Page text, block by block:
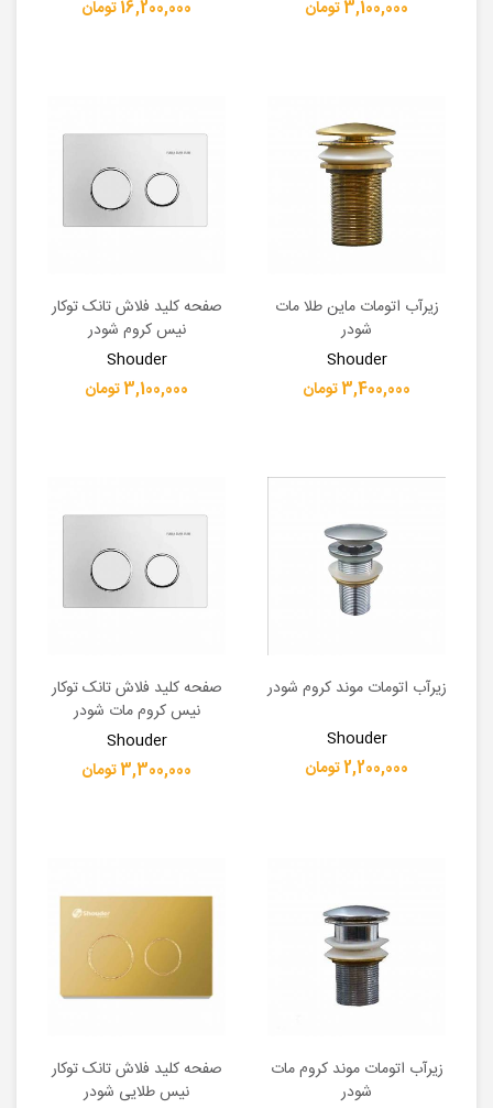
3,100,000 تومان
16,200,000 تومان
زیرآب اتومات ماین طلا مات
شودر
Shouder
3,400,000 تومان
صفحه کلید فلاش تانک توکار
نیس کروم شودر
Shouder
3,100,000 تومان
زیرآب اتومات موند کروم شودر
Shouder
2,200,000 تومان
صفحه کلید فلاش تانک توکار
نیس کروم مات شودر
Shouder
3,300,000 تومان
زیرآب اتومات موند کروم مات
شودر
صفحه کلید فلاش تانک توکار
نیس طلایی شودر